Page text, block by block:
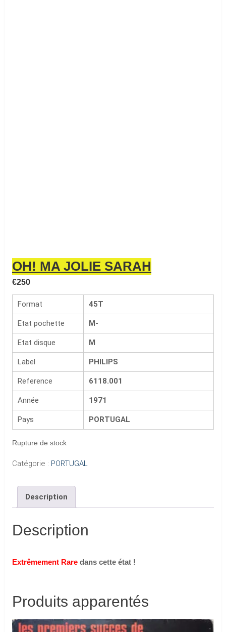
OH! MA JOLIE SARAH
€250
Format 45T
Etat pochette M-
Etat disque M
Label PHILIPS
Reference 6118.001
Année 1971
Pays PORTUGAL
Rupture de stock
Catégorie : PORTUGAL
Description
Description
Extrêmement Raredans cette état !
Produits apparentés